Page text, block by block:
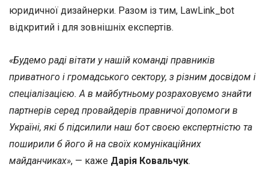
юридичної дизайнерки. Разом із тим, LawLink_bot
відкритий і для зовнішніх експертів.
«Будемо раді вітати у нашій команді правників
приватного і громадського сектору, з різним досвідом і
спеціалізацією. А в майбутньому розраховуємо знайти
партнерів серед провайдерів правничої допомоги в
Україні, які б підсилили наш бот своєю експертністю та
поширили б його й на своїх комунікаційних
майданчиках», — каже Дарія Ковальчук.